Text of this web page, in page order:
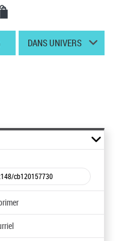
DANS UNIVERS